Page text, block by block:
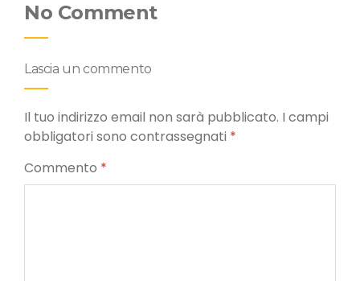
No Comment
Lascia un commento
Il tuo indirizzo email non sarà pubblicato. I campi
obbligatori sono contrassegnati *
Commento *